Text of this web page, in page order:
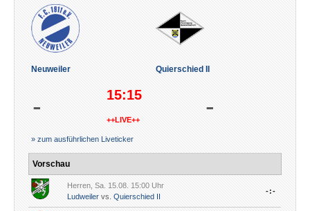
Neuweiler Quierschied II
- 15:15
++LIVE++ -
» zum ausführlichen Liveticker
Vorschau
Herren, Sa. 15.08. 15:00 Uhr
Ludweiler vs. Quierschied II
-:-